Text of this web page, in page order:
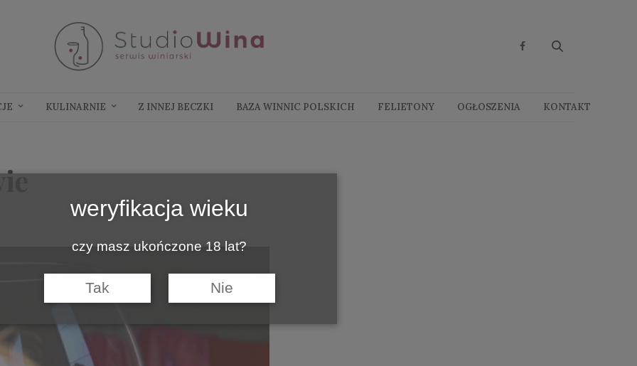
KULINARNIE Z INNEJ BECZKI BAZA WINNIC POLSKICH FELIETONY OGŁOSZENIA KONTAKT
weryfikacja wieku
czy masz ukończone 18 lat?
Tak Nie